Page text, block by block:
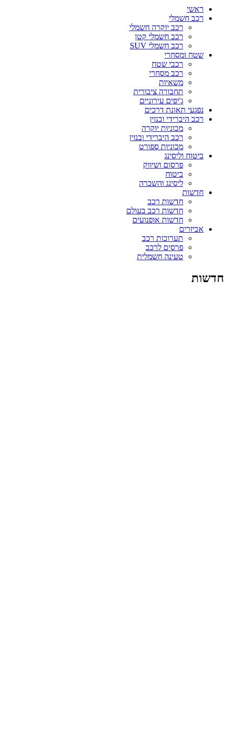
ראשי
רכב חשמלי
רכב יוקרה חשמלי
רכב חשמלי קטן
רכב חשמלי SUV
שטח ומסחרי
רכבי שטח
רכב מסחרי
משאיות
תחבורה ציבורית
ג'יפים עירוניים
נפגעי תאונת דרכים
רכב היברידי ובנזין
מכוניות יוקרה
רכב היברידי ובנזין
מכוניות ספורט
ביטוח וליסינג
פרסום ושיווק
ביטוח
ליסינג והשכרה
חדשות
חדשות רכב
חדשות רכב בעולם
חדשות אופנועים
אביזרים
תערוכות רכב
פרסים לרכב
טעינה חשמלית